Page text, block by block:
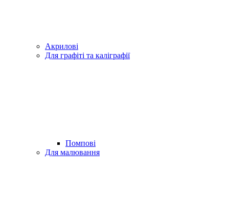
Акрилові
Для графіті та каліграфії
Помпові
Для малювання